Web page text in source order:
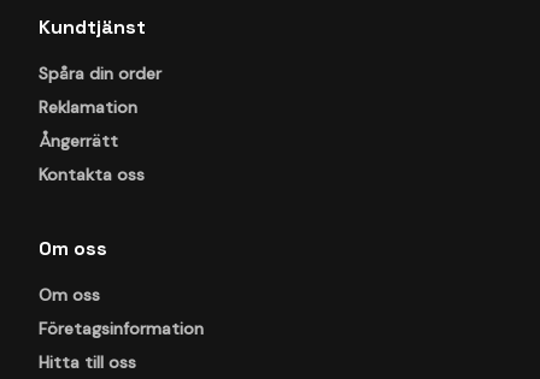
Kundtjänst
Spåra din order
Reklamation
Ångerrätt
Kontakta oss
Om oss
Om oss
Företagsinformation
Hitta till oss